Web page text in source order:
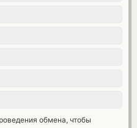
обмена, чтобы